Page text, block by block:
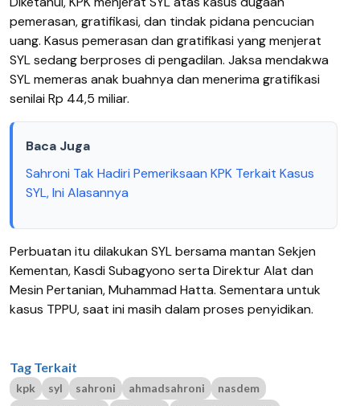
pemerasan, gratifikasi, dan tindak pidana pencucian
uang. Kasus pemerasan dan gratifikasi yang menjerat
SYL sedang berproses di pengadilan. Jaksa mendakwa
SYL memeras anak buahnya dan menerima gratifikasi
senilai Rp 44,5 miliar.
Baca Juga
Sahroni Tak Hadiri Pemeriksaan KPK Terkait Kasus
SYL, Ini Alasannya
Perbuatan itu dilakukan SYL bersama mantan Sekjen
Kementan, Kasdi Subagyono serta Direktur Alat dan
Mesin Pertanian, Muhammad Hatta. Sementara untuk
kasus TPPU, saat ini masih dalam proses penyidikan.
Tag Terkait
kpk syl sahroni ahmadsahroni
nasdem